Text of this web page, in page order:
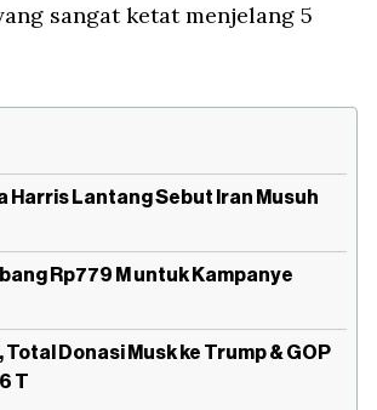
sangat ketat menjelang 5
Harris Lantang Sebut Iran Musuh
Rp779 M untuk Kampanye
Donasi Musk ke Trump & GOP
T